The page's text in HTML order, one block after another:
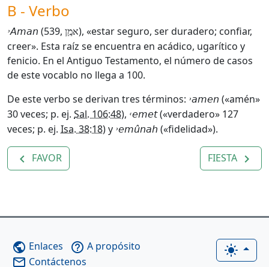
B - Verbo
˒Aman (539, אמַַן), «estar seguro, ser duradero; confiar,
creer». Esta raíz se encuentra en acádico, ugarítico y
fenicio. En el Antiguo Testamento, el número de casos
de este vocablo no llega a 100.
De este verbo se derivan tres términos: ˒amen («amén»
30 veces; p. ej. Sal. 106:48), ˓emet(«verdadero» 127
veces; p. ej. Isa. 38:18) y ˒emûnah («fidelidad»).
navigate_before FAVOR FIESTA navigate_next
light_mode
public Enlaces help_outline A propósito
mail_outline Contáctenos